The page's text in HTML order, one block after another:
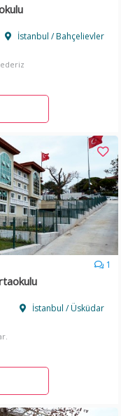
İstanbul / Bahçelievler
1
İstanbul / Üsküdar